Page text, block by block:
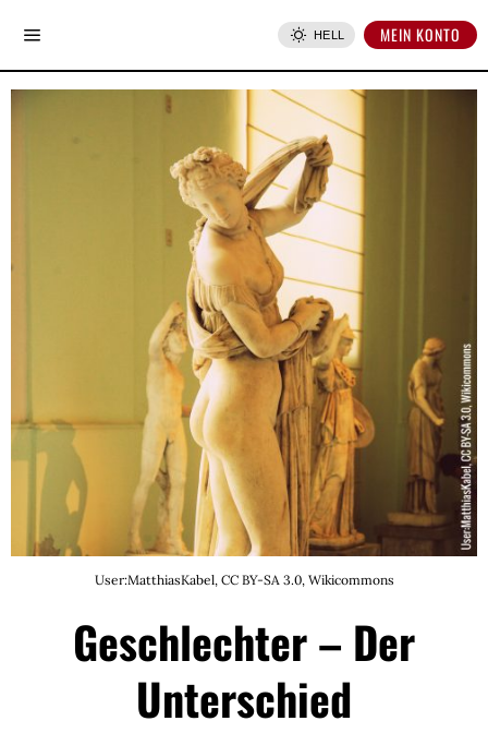
HELL MEIN KONTO
User:MatthiasKabel, CC BY-SA 3.0, Wikicommons
Geschlechter – Der
Unterschied